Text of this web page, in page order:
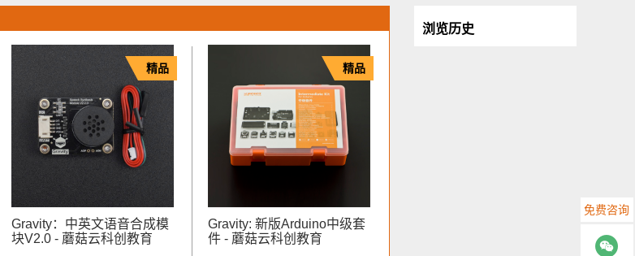
精品
Gravity：中英文语音合成模
块V2.0 - 蘑菇云科创教育
精品
Gravity: 新版Arduino中级套
件 - 蘑菇云科创教育
浏览历史
免费咨询